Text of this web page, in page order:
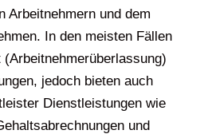
Arbeitnehmern und dem
In den meisten Fällen
jedoch bieten auch
Dienstleistungen wie
und